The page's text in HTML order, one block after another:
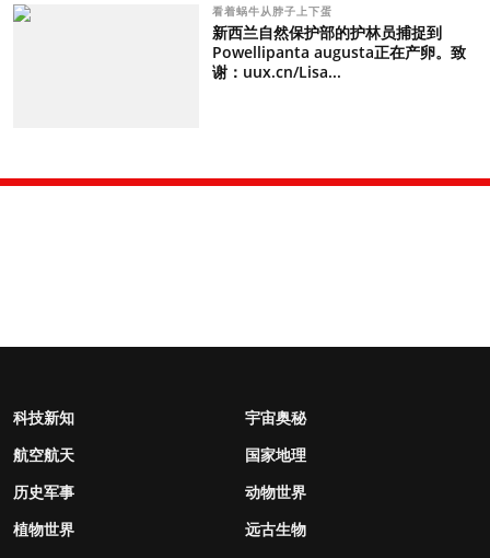
看着蜗牛从脖子上下蛋
新西兰自然保护部的护林员捕捉到
Powellipanta augusta正在产卵。致
谢：uux.cn/Lisa...
科技新知
宇宙奥秘
航空航天
国家地理
历史军事
动物世界
植物世界
远古生物